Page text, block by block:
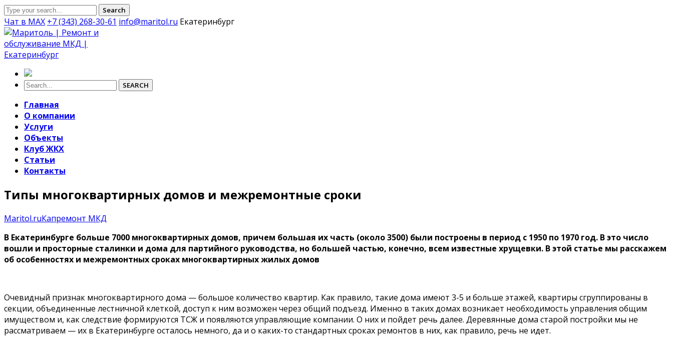
Search
Чат в MAX +7 (343) 268-30-61 info@maritol.ru Екатеринбург
SEARCH
Главная
О компании
Услуги
Объекты
Клуб ЖКХ
Статьи
Контакты
Типы многоквартирных домов и межремонтные сроки
Maritol.ruКапремонт МКД
В Екатеринбурге больше 7000 многоквартирных домов, причем большая их часть (около 3500) были построены в период с 1950 по 1970 год. В это число
вошли и просторные сталинки и дома для партийного руководства, но большей частью, конечно, всем известные хрущевки. В этой статье мы расскажем
об особенностях и межремонтных сроках многоквартирных жилых домов
Очевидный признак многоквартирного дома — большое количество квартир. Как правило, такие дома имеют 3-5 и больше этажей, квартиры сгруппированы в
секции, объединенные лестничной клеткой, доступ к ним возможен через общий подъезд. Именно в таких домах возникает необходимость управления общим
имуществом и, как следствие формируются ТСЖ и появляются управляющие компании. О них и пойдет речь далее. Деревянные дома старой постройки мы не
рассматриваем — их в Екатеринбурге осталось немного, да и о каких-то стандартных сроках ремонтов в них, как правило, речь не идет.